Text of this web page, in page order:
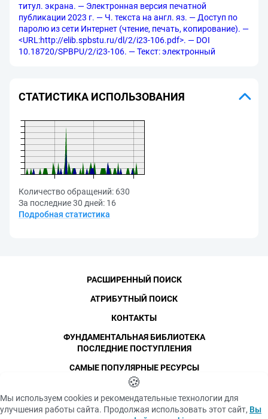
титул. экрана. — Электронная версия печатной
публикации 2023 г. — Ч. текста на англ. яз. — Доступ по
паролю из сети Интернет (чтение, печать, копирование). —
<URL:http://elib.spbstu.ru/dl/2/i23-106.pdf>. — DOI
10.18720/SPBPU/2/i23-106. — Текст: электронный
СТАТИСТИКА ИСПОЛЬЗОВАНИЯ
Количество обращений: 630
За последние 30 дней: 16
Подробная статистика
СПбПУ, 1996-2026
Авторские права и персональные данные
Фотографии размещены с согласия
изображённых лиц в соответствии
Политика конфиденциальности
РАСШИРЕННЫЙ ПОИСК
АТРИБУТНЫЙ ПОИСК
КОНТАКТЫ
ФУНДАМЕНТАЛЬНАЯ БИБЛИОТЕКА
ПОСЛЕДНИЕ ПОСТУПЛЕНИЯ
САМЫЕ ПОПУЛЯРНЫЕ РЕСУРСЫ
🍪
Мы используем cookies и рекомендательные технологии для
улучшения работы сайта. Продолжая использовать этот сайт, Вы